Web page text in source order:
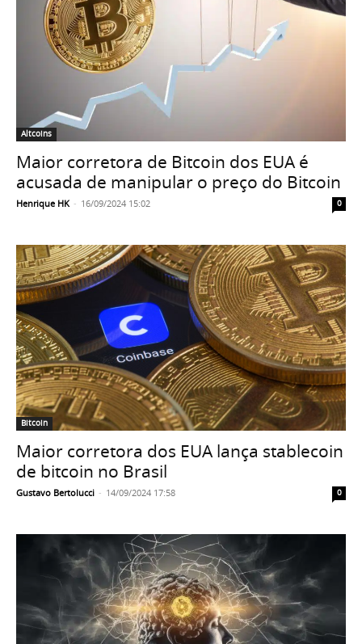
Altcoins
Maior corretora de Bitcoin dos EUA é
acusada de manipular o preço do Bitcoin
Henrique HK - 16/09/2024 15:02 0
Bitcoin
Maior corretora dos EUA lança stablecoin
de bitcoin no Brasil
Gustavo Bertolucci - 14/09/2024 17:58 0